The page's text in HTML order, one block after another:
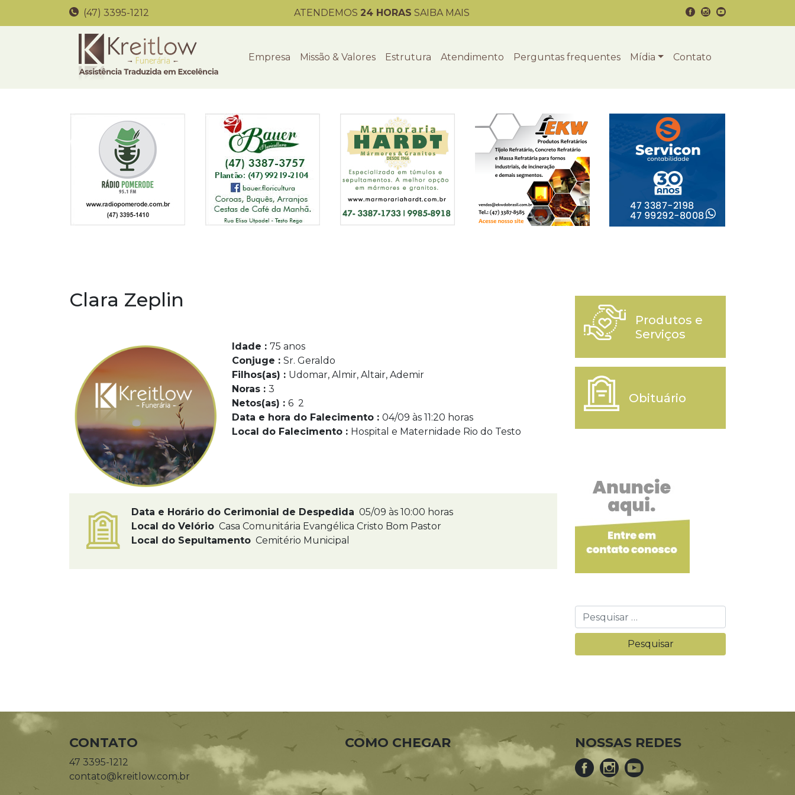
(47) 3395-1212 ATENDEMOS 24 HORAS SAIBA MAIS
Empresa Missão & Valores Estrutura Atendimento Perguntas frequentes Mídia Contato
Clara Zeplin
Idade : 75 anos
Conjuge : Sr. Geraldo
Filhos(as) : Udomar, Almir, Altair, Ademir
Noras : 3
Netos(as) : 6 2
Data e hora do Falecimento : 04/09 às 11:20 horas
Local do Falecimento : Hospital e Maternidade Rio do Testo
Data e Horário do Cerimonial de Despedida 05/09 às 10:00 horas
Local do Velório Casa Comunitária Evangélica Cristo Bom Pastor
Local do Sepultamento Cemitério Municipal
Produtos e
Serviços
Obituário
CONTATO
47 3395-1212
contato@kreitlow.com.br
COMO CHEGAR NOSSAS REDES